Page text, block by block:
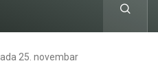
25. novembar